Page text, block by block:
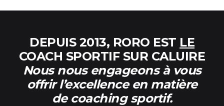
DEPUIS 2013, RORO EST LE
COACH SPORTIF SUR CALUIRE
Nous nous engageons à vous
offrir l’excellence en matière
de coaching sportif.